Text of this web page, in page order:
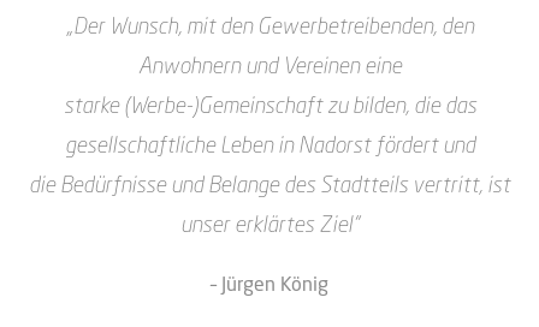
„Der Wunsch, mit den Gewerbetreibenden, den
Anwohnern und Vereinen eine
starke(Werbe-)Gemeinschaft zu bilden, die das
gesellschaftliche Leben in Nadorst fördert und
dieBedürfnisse und Belange des Stadtteils vertritt, ist
unser erklärtes Ziel“
– Jürgen König